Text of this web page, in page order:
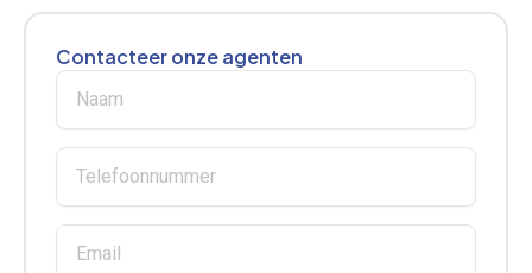
Contacteer onze agenten
Naam
Telefoonnummer
Email